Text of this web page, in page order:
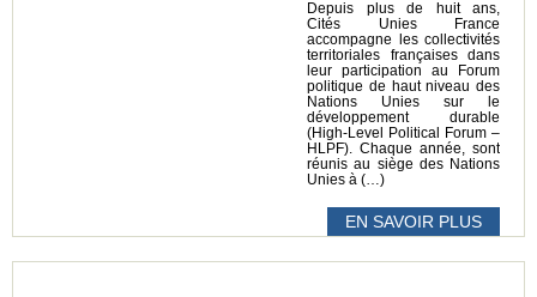
Depuis plus de huit ans,
Cités Unies France
accompagne les collectivités
territoriales françaises dans
leur participation au Forum
politique de haut niveau des
Nations Unies sur le
développement durable
(High-Level Political Forum –
HLPF). Chaque année, sont
réunis au siège des Nations
Unies à (…)
EN SAVOIR PLUS